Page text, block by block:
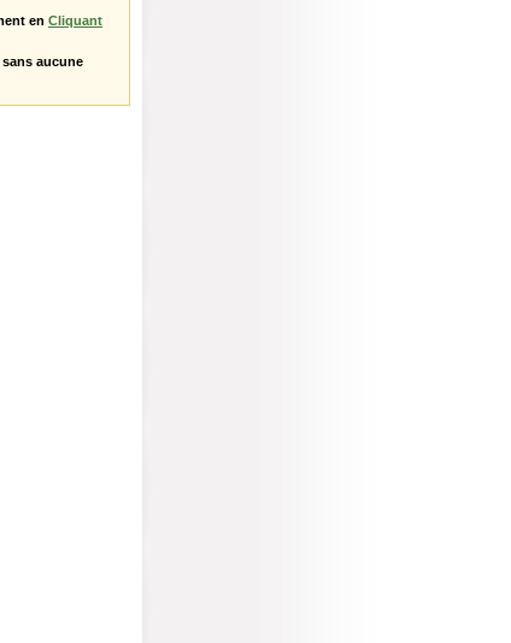
en Cliquant
sans aucune